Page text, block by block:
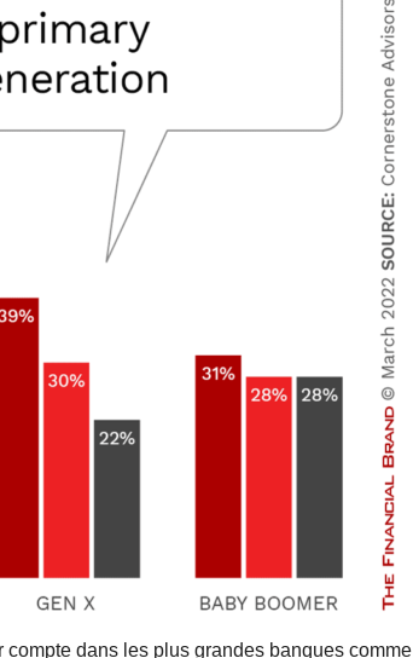
compte dans les plus grandes banques comme